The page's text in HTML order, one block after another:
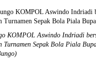
KOMPOL Aswindo Indriadi
Turnamen Sepak Bola Piala